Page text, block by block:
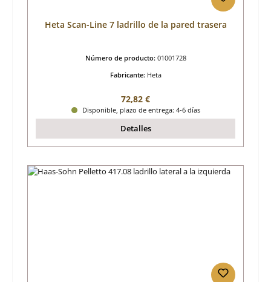
Heta Scan-Line 7 ladrillo de la pared trasera
Número de producto: 01001728
Fabricante: Heta
Precio normal:
72,82 €
Disponible, plazo de entrega: 4-6 días
Detalles